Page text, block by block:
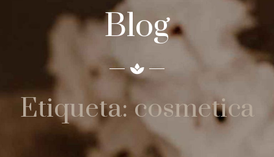
Blog
Etiqueta: cosmetica